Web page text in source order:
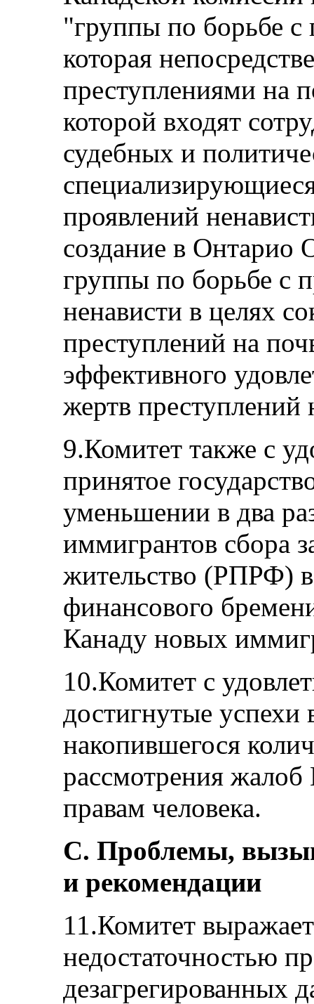
"группы по борьбе с
которая
преступлениями на
которой входят
судебных и
проявлений
создание в Онтарио
группы по борьбе с
ненависти в целях
преступлений на
эффективного
жертв преступлений
9.Комитет также с
принятое
уменьшении в два
иммигрантов сбора
жительство (РПРФ) в
финансового
Канаду новых
10.Комитет с
достигнутые успехи
накопившегося
рассмотрения
правам человека.
С. Проблемы,
и рекомендации
11.Комитет
недостаточностью
дезагрегированных